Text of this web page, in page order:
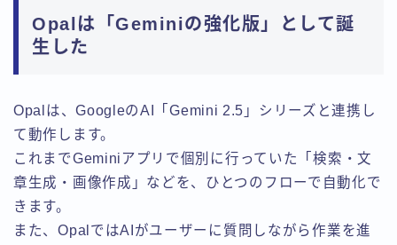
Opalは「Geminiの強化版」として誕
生した
Opalは、GoogleのAI「Gemini 2.5」シリーズと連携し
て動作します。
これまでGeminiアプリで個別に行っていた「検索・文
章生成・画像作成」などを、ひとつのフローで自動化で
きます。
また、OpalではAIがユーザーに質問しながら作業を進